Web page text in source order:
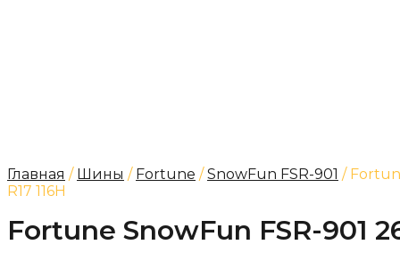
Главная / Шины / Fortune /SnowFun FSR-901 /
R17 116H
Fortune SnowFun FSR-901